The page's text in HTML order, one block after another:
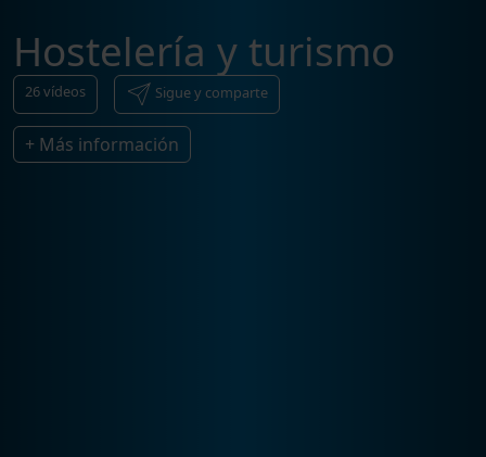
Hostelería y turismo
26vídeos Sigue y comparte
+ Más información